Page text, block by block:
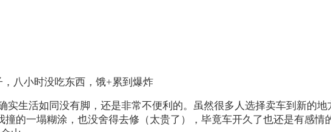
八小时没吃东西，饿+累到爆炸
实生活如同没有脚，还是非常不便利的。虽然很多人选择卖车到新的
的一塌糊涂，也没舍得去修（太贵了），毕竟车开久了也还是有感情